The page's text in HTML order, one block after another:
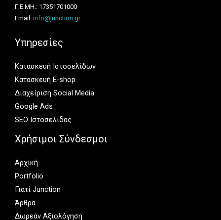
Γ.Ε.ΜΗ.: 17351701000
Email: info@junction.gr
Υπηρεσίες
Κατασκευή Ιστοσελίδων
Κατασκευή E-shop
Διαχείριση Social Media
Google Ads
SEO Ιστοσελίδας
Χρήσιμοι Σύνδεσμοι
Αρχική
Portfolio
Γιατί Junction
Άρθρα
Δωρεάν Αξιολόγηση